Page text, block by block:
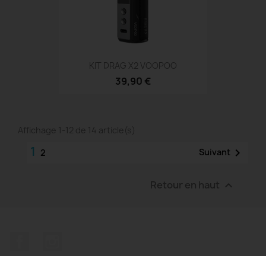
KIT DRAG X2 VOOPOO
39,90 €
Affichage 1-12 de 14 article(s)
1 2 Suivant 
Retour en haut 